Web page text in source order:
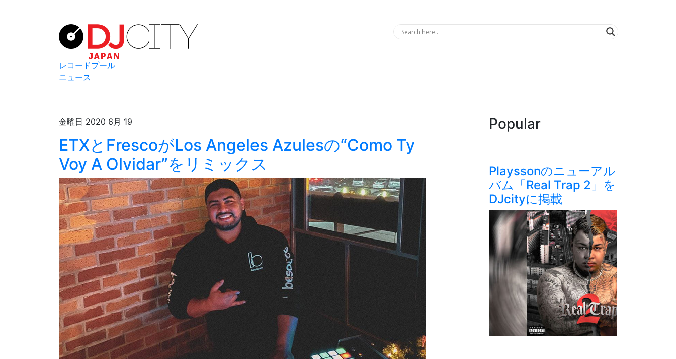
レコードプール
ニュース
金曜日 2020 6月 19
ETXとFrescoがLos Angeles Azulesの“Como Ty
Voy A Olvidar”をリミックス
Popular
Playssonのニューアル
バム「Real Trap 2」を
DJcityに掲載